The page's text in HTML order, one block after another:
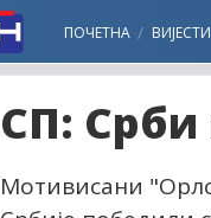
ПОЧЕТНА ВИЈЕСТИ
СП: Срби
Мотивисани